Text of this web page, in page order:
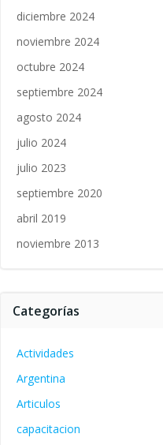
diciembre 2024
noviembre 2024
octubre 2024
septiembre 2024
agosto 2024
julio 2024
julio 2023
septiembre 2020
abril 2019
noviembre 2013
Categorías
Actividades
Argentina
Articulos
capacitacion